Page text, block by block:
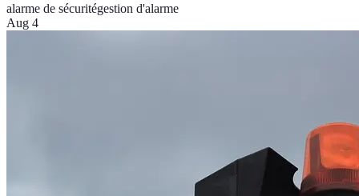
alarme de sécuritégestion d'alarme
Aug 4